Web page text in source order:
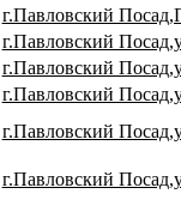
г.Павловский
г.Павловский
г.Павловский
г.Павловский
г.Павловский
г.Павловский